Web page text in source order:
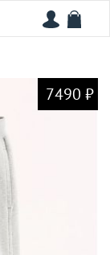
7490 ₽